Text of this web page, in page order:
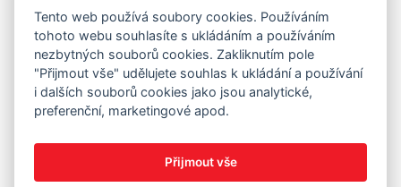
Tento web používá soubory cookies. Používáním
tohoto webu souhlasíte s ukládáním a používáním
nezbytných souborů cookies. Zakliknutím pole
"Přijmout vše" udělujete souhlas k ukládání a používání
i dalších souborů cookies jako jsou analytické,
preferenční, marketingové apod.
Přijmout vše